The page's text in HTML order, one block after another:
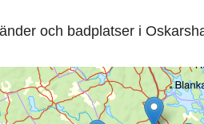
och badplatser i